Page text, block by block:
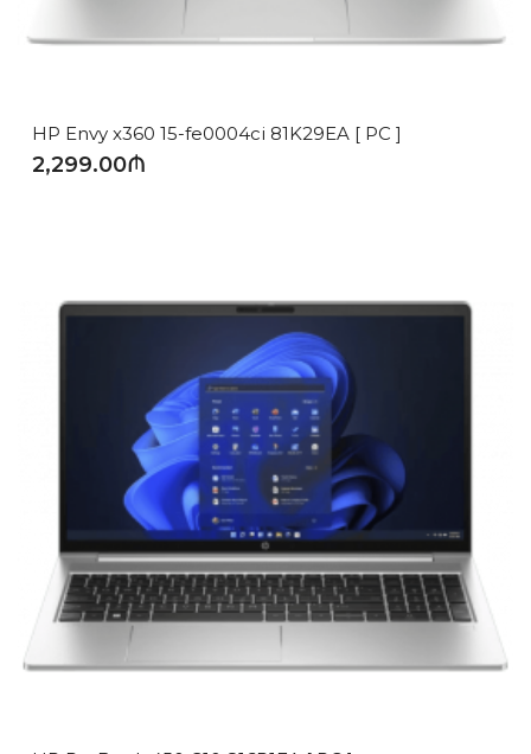
HP Envy x360 15-fe0004ci 81K29EA [ PC ]
2,299.00₼